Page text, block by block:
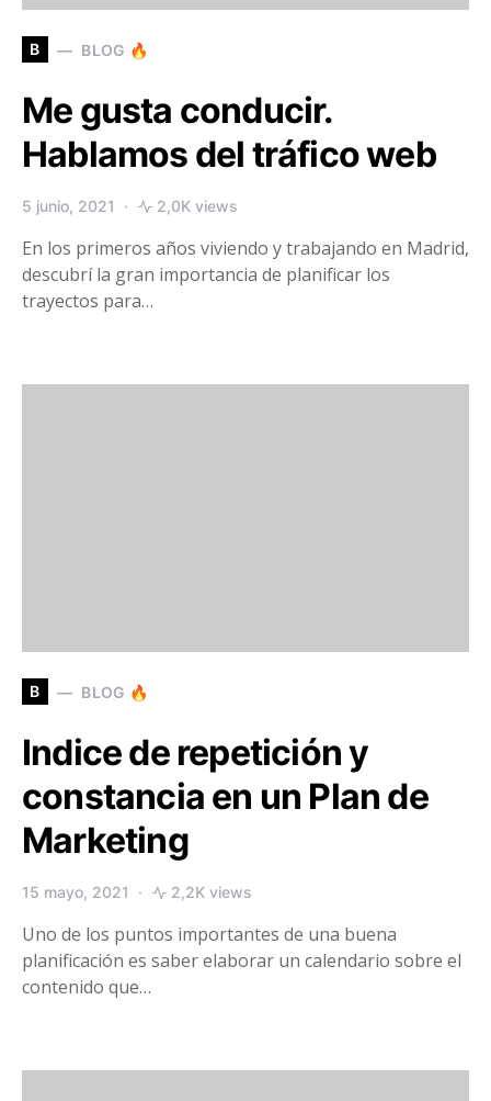
B BLOG 🔥
Me gusta conducir.
Hablamos del tráfico web
5 junio, 2021 2,0K views
En los primeros años viviendo y trabajando en Madrid,
descubrí la gran importancia de planificar los
trayectos para…
B BLOG 🔥
Indice de repetición y
constancia en un Plan de
Marketing
15 mayo, 2021 2,2K views
Uno de los puntos importantes de una buena
planificación es saber elaborar un calendario sobre el
contenido que…